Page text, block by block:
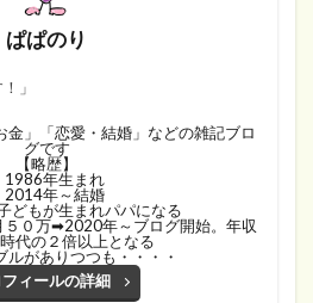
ぱぱのり
」
金」「恋愛・結婚」などの雑記ブロ
グです
【略歴】
1986年生まれ
2014年～結婚
どもが生まれパパになる
５０万➡2020年～ブログ開始。年収
代の２倍以上となる
ルがありつつも・・・・
ィールの詳細